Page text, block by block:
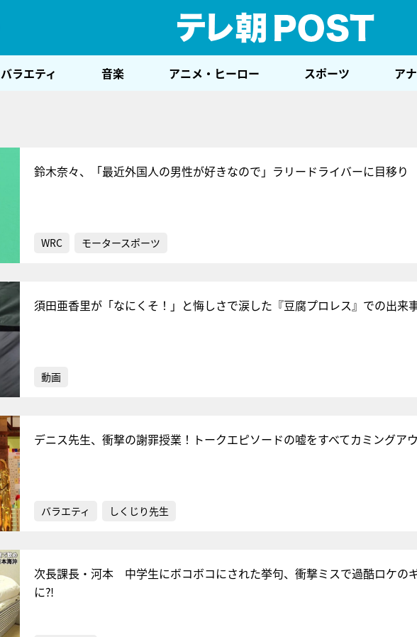
バラエティ 音楽 アニメ・ヒーロー スポーツ ア
鈴木奈々、「最近外国人の男性が好きなので」ラリードライバーに目移り
WRC モータースポーツ
須田亜香里が「なにくそ！」と悔しさで涙した『豆腐プロレス』での出来
動画
デニス先生、衝撃の謝罪授業！トークエピソードの嘘をすべてカミングア
バラエティ しくじり先生
次長課長・河本 中学生にボコボコにされた挙句、衝撃ミスで過酷ロケの
に⁈